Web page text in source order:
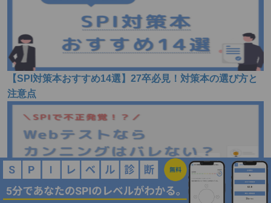
【SPI対策本おすすめ14選】27卒必見！対策本の選び方と
注意点
SPIでカンニングをする人は4割以上！？Webテストなら不